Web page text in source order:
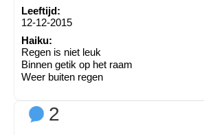
Leeftijd:
12-12-2015
Haiku:
Regen is niet leuk
Binnen getik op het raam
Weer buiten regen
2